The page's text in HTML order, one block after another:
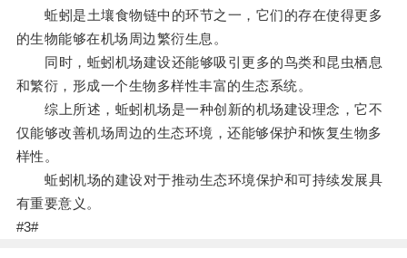
蚯蚓是土壤食物链中的环节之一，它们的存在使得更多
的生物能够在机场周边繁衍生息。
同时，蚯蚓机场建设还能够吸引更多的鸟类和昆虫栖息
和繁衍，形成一个生物多样性丰富的生态系统。
综上所述，蚯蚓机场是一种创新的机场建设理念，它不
仅能够改善机场周边的生态环境，还能够保护和恢复生物多
样性。
蚯蚓机场的建设对于推动生态环境保护和可持续发展具
有重要意义。
#3#